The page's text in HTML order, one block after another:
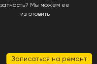
запчасть? Мы можем ее
изготовить
Записаться на ремонт